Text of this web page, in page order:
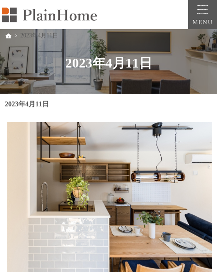
2023年4月11日
大阪・堺市での新築一戸建ては工務店の「PlainHome平原建築工房」へおまかせ。自然
堺市をはじめ大阪府全域での新築注文住宅ならプレインホームへ。自然素材の心地よさ
2023年4月11日
ホーム
2023年4月11日